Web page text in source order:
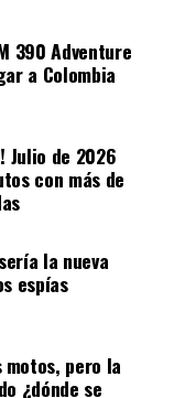
a la tradición
, el dios japonés
personas,
finalistas,
España
Honda
japonesas.
390 Adventure
a Colombia
Julio de 2026
con más de
la nueva
espías
motos, pero la
¿dónde se